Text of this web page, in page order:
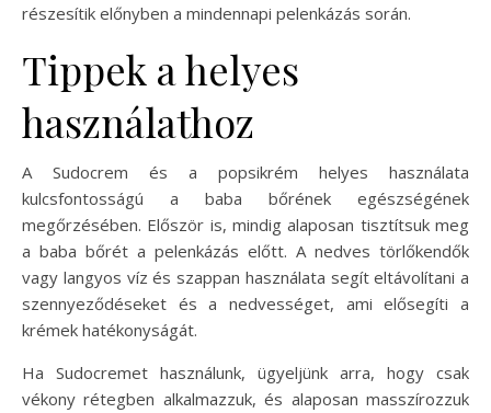
részesítik előnyben a mindennapi pelenkázás során.
Tippek a helyes
használathoz
A Sudocrem és a popsikrém helyes használata
kulcsfontosságú a baba bőrének egészségének
megőrzésében. Először is, mindig alaposan tisztítsuk meg
a baba bőrét a pelenkázás előtt. A nedves törlőkendők
vagy langyos víz és szappan használata segít eltávolítani a
szennyeződéseket és a nedvességet, ami elősegíti a
krémek hatékonyságát.
Ha Sudocremet használunk, ügyeljünk arra, hogy csak
vékony rétegben alkalmazzuk, és alaposan masszírozzuk